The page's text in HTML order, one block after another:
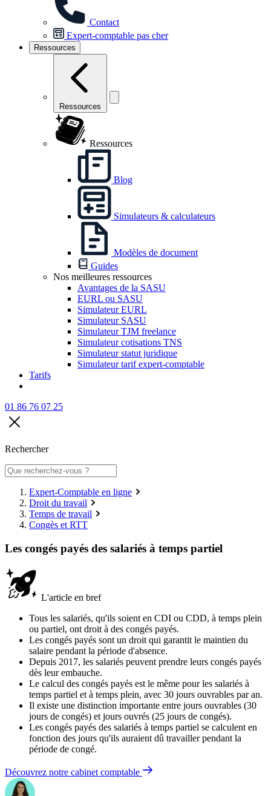
Contact
Expert-comptable pas cher
Ressources
Ressources
Ressources
Blog
Simulateurs & calculateurs
Modèles de document
Guides
Nos meilleures ressources
Avantages de la SASU
EURL ou SASU
Simulateur EURL
Simulateur SASU
Simulateur TJM freelance
Simulateur cotisations TNS
Simulateur statut juridique
Simulateur tarif expert-comptable
Tarifs
01 86 76 07 25
Rechercher
Expert-Comptable en ligne
Droit du travail
Temps de travail
Congès et RTT
Les congés payés des salariés à temps partiel
L'article en bref
Tous les salariés, qu'ils soient en CDI ou CDD, à temps plein
ou partiel, ont droit à des congés payés.
Les congés payés sont un droit qui garantit le maintien du
salaire pendant la période d'absence.
Depuis 2017, les salariés peuvent prendre leurs congés payés
dès leur embauche.
Le calcul des congés payés est le même pour les salariés à
temps partiel et à temps plein, avec 30 jours ouvrables par an.
Il existe une distinction importante entre jours ouvrables (30
jours de congés) et jours ouvrés (25 jours de congés).
Les congés payés des salariés à temps partiel se calculent en
fonction des jours qu'ils auraient dû travailler pendant la
période de congé.
Découvrez notre cabinet comptable